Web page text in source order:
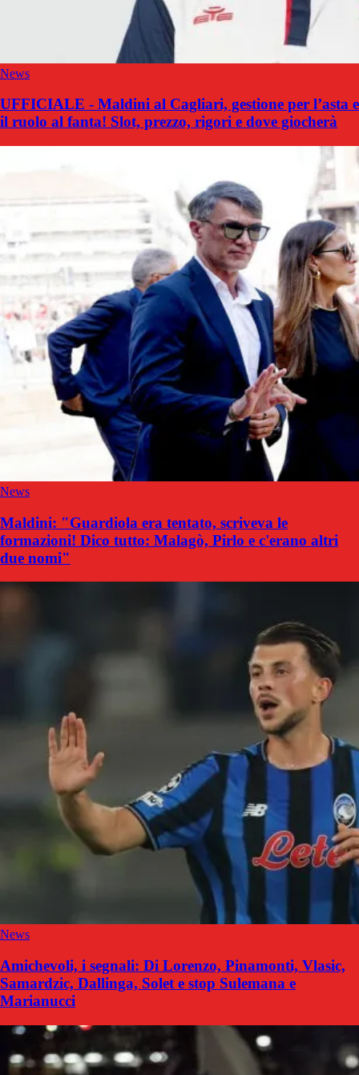
News
UFFICIALE - Maldini al Cagliari, gestione per l’asta e
il ruolo al fanta! Slot, prezzo, rigori e dove giocherà
News
Maldini: "Guardiola era tentato, scriveva le
formazioni! Dico tutto: Malagò, Pirlo e c'erano altri
due nomi"
News
Amichevoli, i segnali: Di Lorenzo, Pinamonti, Vlasic,
Samardzic, Dallinga, Solet e stop Sulemana e
Marianucci